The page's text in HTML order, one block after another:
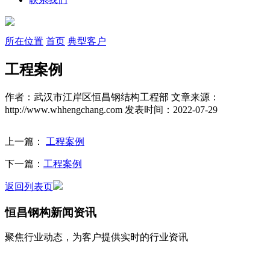
所在位置 首页 典型客户
工程案例
作者：武汉市江岸区恒昌钢结构工程部 文章来源：
http://www.whhengchang.com 发表时间：2022-07-29
上一篇： 工程案例
下一篇： 工程案例
返回列表页
恒昌钢构新闻资讯
聚焦行业动态，为客户提供实时的行业资讯